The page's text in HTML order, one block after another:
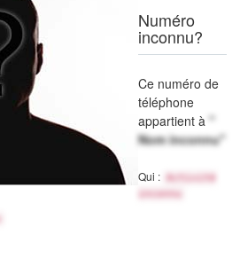
Numéro
inconnu?
Ce numéro de
téléphone
appartient à "
Nom inconnu"
Qui :
Activité
inconnu